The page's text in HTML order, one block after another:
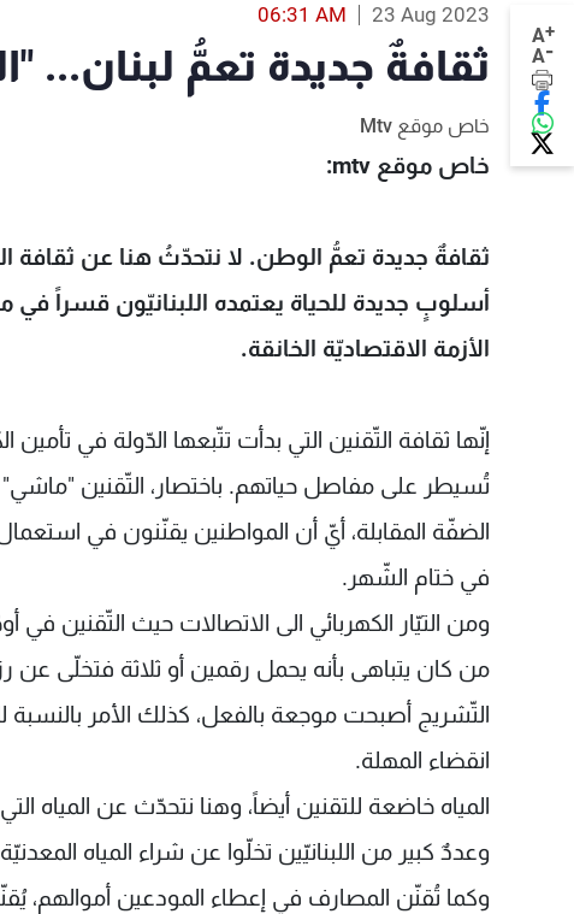
A+
A-
23 Aug 2023
06:31 AM
ثقافةٌ جديدة تعمُّ لبنان...
خاص موقع Mtv
خاص موقع mtv:
ثقافةٌ جديدة تعمُّ الوطن. لا نتحدّثُ هنا عن ثقافة
أسلوبٍ جديدة للحياة يعتمده اللبنانيّون قسراً
الأزمة الاقتصاديّة الخانقة.
إنّها ثقافة التّقنين التي بدأت تتّبعها الدّولة في
تُسيطر على مفاصل حياتهم. باختصار، التّقنين
الضفّة المقابلة، أيّ أن المواطنين يقنّنون في استعمال
في ختام الشّهر.
ومن التيّار الكهربائي الى الاتصالات حيث التّقنين
من كان يتباهى بأنه يحمل رقمين أو ثلاثة فتخلّى عن
التّشريج أصبحت موجعة بالفعل، كذلك الأمر بالنسبة
انقضاء المهلة.
المياه خاضعة للتقنين أيضاً، وهنا نتحدّث عن المياه
وعددٌ كبير من اللبنانيّين تخلّوا عن شراء المياه
وكما تُقنّن المصارف في إعطاء المودعين أموالهم،